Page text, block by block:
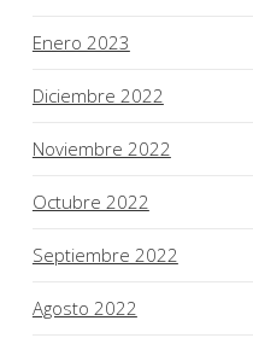
Enero 2023
Diciembre 2022
Noviembre 2022
Octubre 2022
Septiembre 2022
Agosto 2022